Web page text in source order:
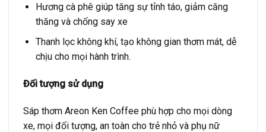
Hương cà phê giúp tăng sự tỉnh táo, giảm căng
thăng và chống say xe
Thanh lọc không khí, tạo không gian thơm mát, dễ
chịu cho mọi hành trình.
Đối tượng sử dụng
Sáp thơm Areon Ken Coffee phù hợp cho mọi dòng
xe, mọi đối tượng, an toàn cho trẻ nhỏ và phụ nữ